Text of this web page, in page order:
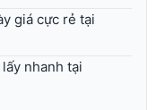
giá cực rẻ tại
nhanh tại